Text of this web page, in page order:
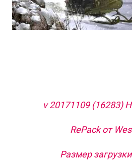
v 20171109 (16283)
RePack от
Размер